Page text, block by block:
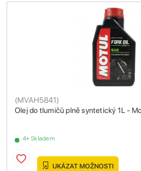
Olej do tlumičů plně syntetický 1L -
(MVAH5841)
4+ Skladem
UKÁZAT MOŽNOSTI